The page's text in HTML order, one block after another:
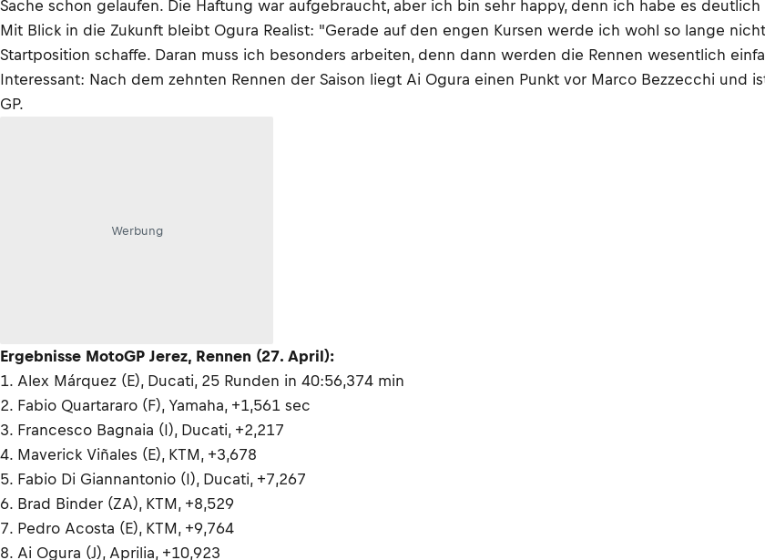
Sache schon gelaufen. Die Haftung war aufgebraucht, aber ich bin sehr happy, denn ich habe es
Mit Blick in die Zukunft bleibt Ogura Realist: "Gerade auf den engen Kursen werde ich wohl so lange
Startposition schaffe. Daran muss ich besonders arbeiten, denn dann werden die Rennen wesentlich
Interessant: Nach dem zehnten Rennen der Saison liegt Ai Ogura einen Punkt vor Marco Bezzecchi und
GP.
Werbung
Ergebnisse MotoGP Jerez, Rennen (27. April):
1. Alex Márquez (E), Ducati, 25 Runden in 40:56,374 min
2. Fabio Quartararo (F), Yamaha, +1,561 sec
3. Francesco Bagnaia (I), Ducati, +2,217
4. Maverick Viñales (E), KTM, +3,678
5. Fabio Di Giannantonio (I), Ducati, +7,267
6. Brad Binder (ZA), KTM, +8,529
7. Pedro Acosta (E), KTM, +9,764
8. Ai Ogura (J), Aprilia, +10,923